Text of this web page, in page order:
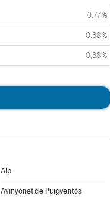
0,77 %
0,38 %
0,38 %
Alp
Avinyonet de Puigventós